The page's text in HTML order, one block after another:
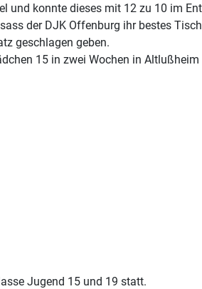
und konnte dieses mit 12 zu 10 im
der DJK Offenburg ihr bestes
geschlagen geben.
15 in zwei Wochen in Altlußheim
Jugend 15 und 19 statt.